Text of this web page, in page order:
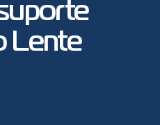
Lente